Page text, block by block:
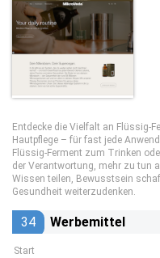
Entdecke die Vielfalt an Flüssig-
Hautpflege – für fast jede
Flüssig-Ferment zum Trinken
der Verantwortung, mehr zu tun
Wissen teilen, Bewusstsein
Gesundheit weiterzudenken.
34 Werbemittel
Start